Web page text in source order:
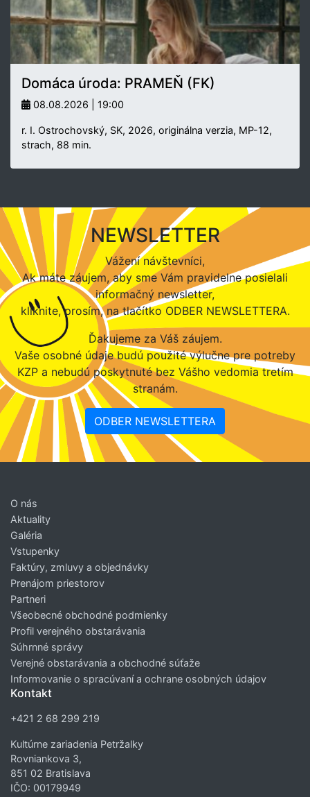
Domáca úroda: PRAMEŇ (FK)
08.08.2026 | 19:00
r. I. Ostrochovský, SK, 2026, originálna verzia, MP-12,
strach, 88 min.
NEWSLETTER
Vážení návštevníci,
Ak máte záujem, aby sme Vám pravidelne posielali
informačný newsletter,
kliknite, prosím, na tlačítko ODBER NEWSLETTERA.
Ďakujeme za Váš záujem.
Vaše osobné údaje budú použité výlučne pre potreby
KZP a nebudú poskytnuté bez Vášho vedomia tretím
stranám.
ODBER NEWSLETTERA
O nás
Aktuality
Galéria
Vstupenky
Faktúry, zmluvy a objednávky
Prenájom priestorov
Partneri
Všeobecné obchodné podmienky
Profil verejného obstarávania
Súhrnné správy
Verejné obstarávania a obchodné súťaže
Informovanie o spracúvaní a ochrane osobných údajov
Kontakt
+421 2 68 299 219
Kultúrne zariadenia Petržalky
Rovniankova 3,
851 02 Bratislava
IČO: 00179949